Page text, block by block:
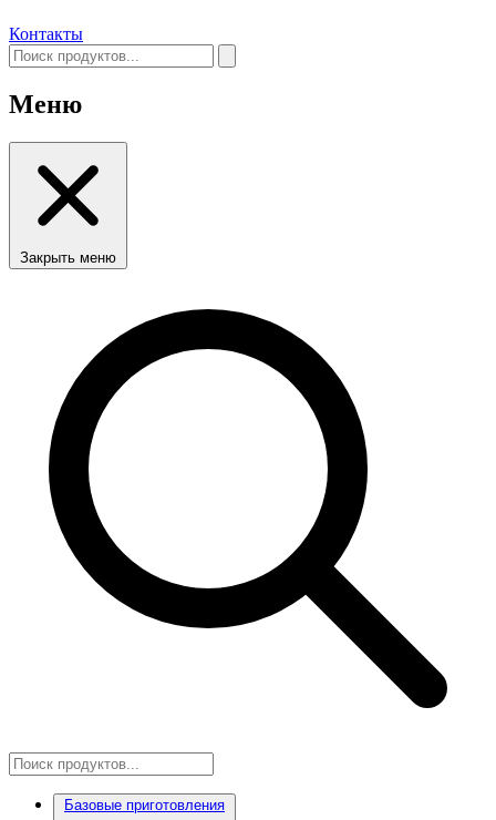
Контакты
Меню
Закрыть меню
Базовые приготовления